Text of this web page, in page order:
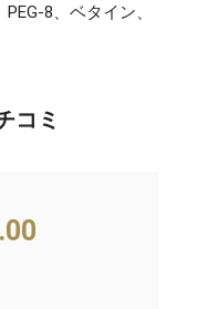
8、ベタイン、
コミ